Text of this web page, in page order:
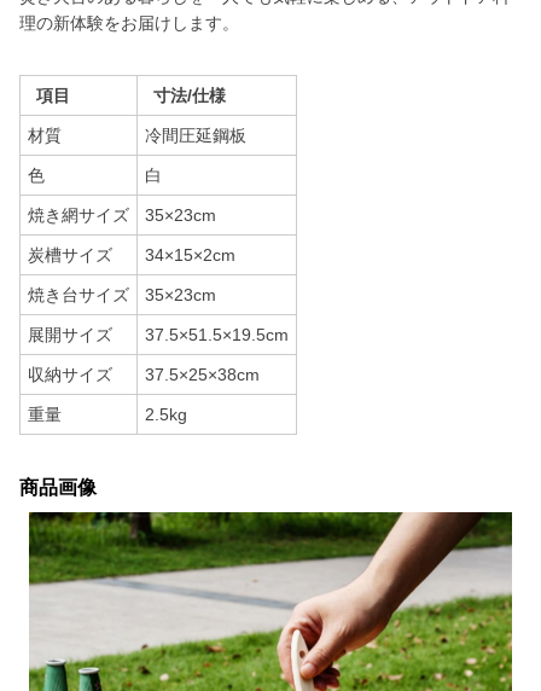
理の新体験をお届けします。
項目 寸法/仕様
材質 冷間圧延鋼板
色 白
焼き網サイズ 35×23cm
炭槽サイズ 34×15×2cm
焼き台サイズ 35×23cm
展開サイズ 37.5×51.5×19.5cm
収納サイズ 37.5×25×38cm
重量 2.5kg
商品画像